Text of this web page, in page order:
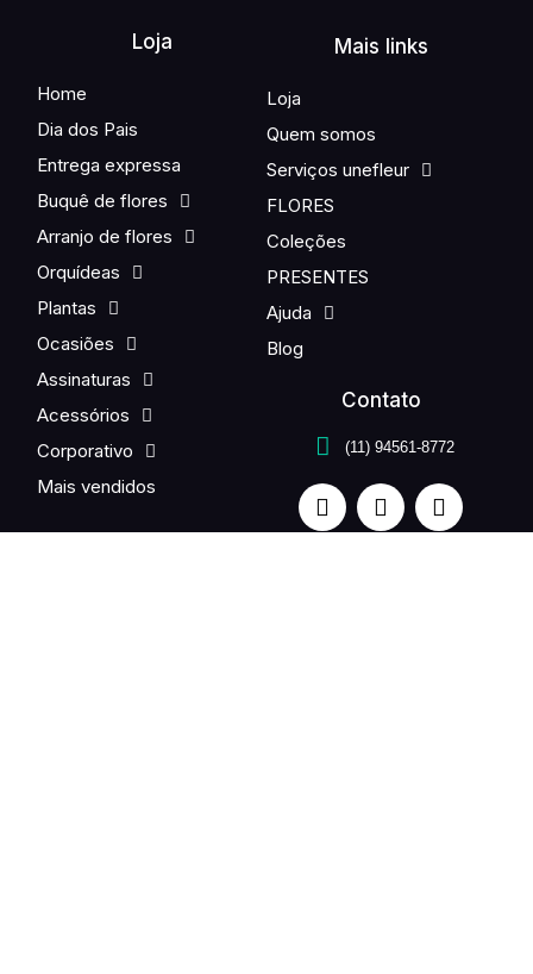
Loja
Home
Dia dos Pais
Entrega expressa
Buquê de flores
Arranjo de flores
Orquídeas
Plantas
Ocasiões
Assinaturas
Acessórios
Corporativo
Mais vendidos
Mais links
Loja
Quem somos
Serviços unefleur
FLORES
Coleções
PRESENTES
Ajuda
Blog
Contato
(11) 94561-8772